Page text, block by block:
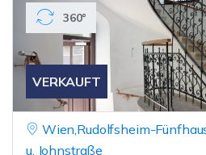
VERKAUFT
360°
Wien,Rudolfsheim-
u. Johnstraße